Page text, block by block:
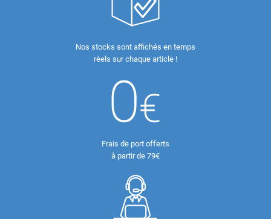
Nos stocks sont affichés en temps
réels sur chaque article !
Frais de port offerts
à partir de 79€